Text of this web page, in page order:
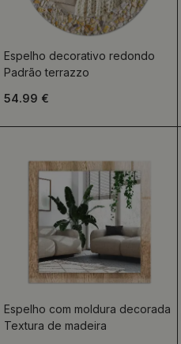
Espelho decorativo redondo
Padrão terrazzo
54.99 €
Espelho com moldura decorada
Textura de madeira